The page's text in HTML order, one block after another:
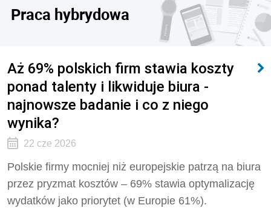
Praca hybrydowa
Aż 69% polskich firm stawia koszty
ponad talenty i likwiduje biura -
najnowsze badanie i co z niego
wynika?
22 cze 2026
Polskie firmy mocniej niż europejskie patrzą na biura
przez pryzmat kosztów – 69% stawia optymalizację
wydatków jako priorytet (w Europie 61%).